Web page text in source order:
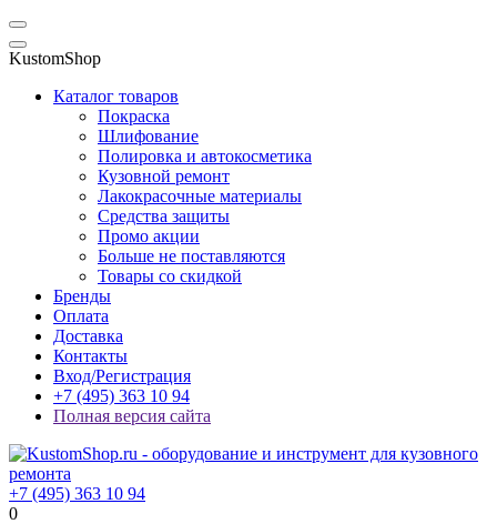
KustomShop
Каталог товаров
Покраска
Шлифование
Полировка и автокосметика
Кузовной ремонт
Лакокрасочные материалы
Средства защиты
Промо акции
Больше не поставляются
Товары со скидкой
Бренды
Оплата
Доставка
Контакты
Вход/Регистрация
+7 (495) 363 10 94
Полная версия сайта
+7 (495) 363 10 94
0